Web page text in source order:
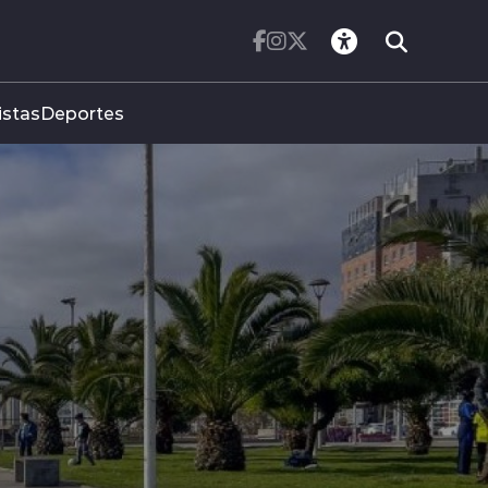
Deportes